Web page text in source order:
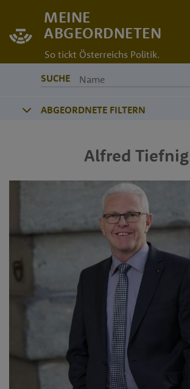
MEINE
ABGEORDNETEN
So tickt Österreichs Politik.
SUCHE
ABGEORDNETE FILTERN
Alfred Tiefnig